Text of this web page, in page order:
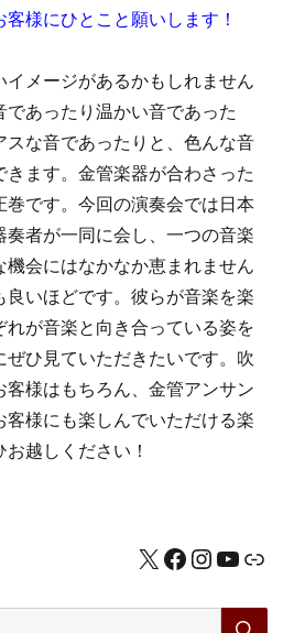
様にひとこと願いします！
イメージがあるかもしれません
であったり温かい音であった
スな音であったりと、色んな音
きます。金管楽器が合わさった
巻です。今回の演奏会では日本
奏者が一同に会し、一つの音楽
機会にはなかなか恵まれません
良いほどです。彼らが音楽を楽
れが音楽と向き合っている姿を
ぜひ見ていただきたいです。吹
客様はもちろん、金管アンサン
客様にも楽しんでいただける楽
越しください！
X Facebook
Instagram
公式HP